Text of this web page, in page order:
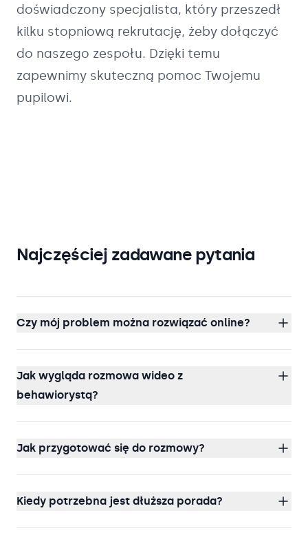
doświadczony specjalista, który przeszedł
kilku stopniową rekrutację, żeby dołączyć
do naszego zespołu. Dzięki temu
zapewnimy skuteczną pomoc Twojemu
pupilowi.
Najczęściej zadawane pytania
Czy mój problem można rozwiązać online?
Jak wygląda rozmowa wideo z
behawiorystą?
Jak przygotować się do rozmowy?
Kiedy potrzebna jest dłuższa porada?